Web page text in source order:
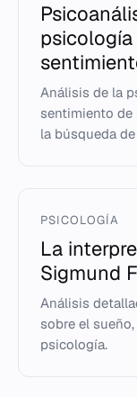
Análisis de la
sentimiento
la búsqueda
PSICOLOGÍA
La
Sigmund
Análisis
sobre el
psicología.